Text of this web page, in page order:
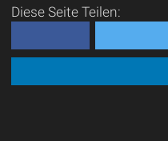
Diese Seite Teilen: